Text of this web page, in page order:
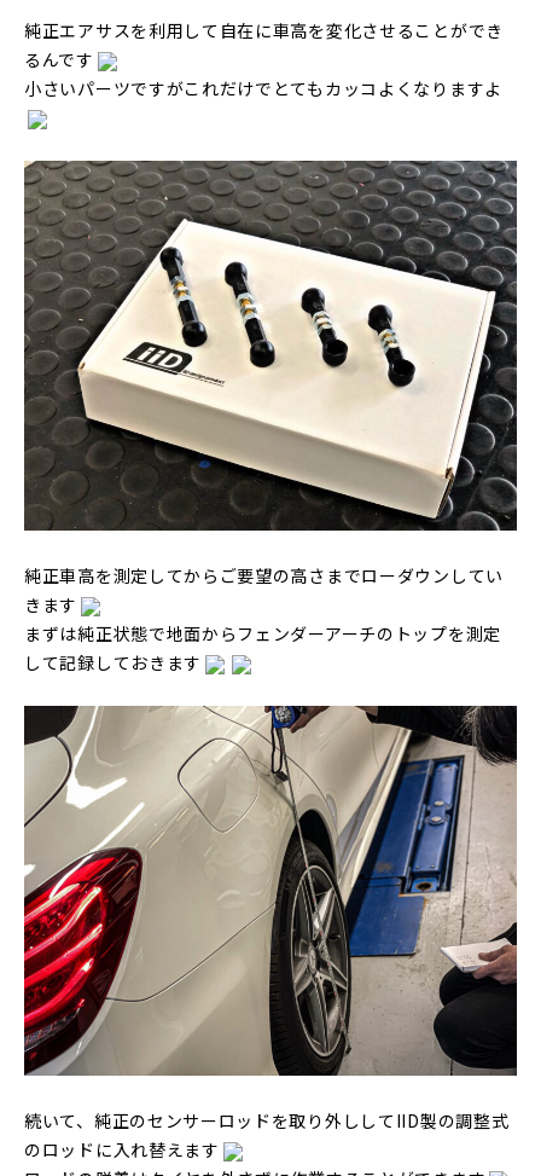
純正エアサスを利用して自在に車高を変化させることができ
るんです
小さいパーツですがこれだけでとてもカッコよくなりますよ
純正車高を測定してからご要望の高さまでローダウンしてい
きます
まずは純正状態で地面からフェンダーアーチのトップを測定
して記録しておきます
続いて、純正のセンサーロッドを取り外ししてIID製の調整式
のロッドに入れ替えます